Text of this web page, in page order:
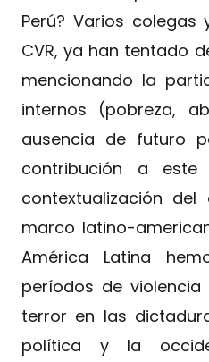
Perú? Varios
CVR, ya han tentado
mencionando la
internos (pobreza,
ausencia de futuro
contribución a
contextualización
marco latino-
América Latina
períodos de
terror en las
política y la